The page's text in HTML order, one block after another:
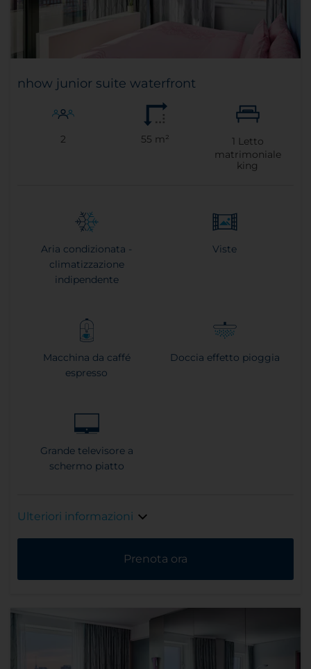
nhow junior suite waterfront
2 55 m² 1 Letto
matrimoniale
king
Aria condizionata -
climatizzazione
indipendente
Viste
Macchina da caffé
espresso
Doccia effetto pioggia
Grande televisore a
schermo piatto
Ulteriori informazioni
Prenota ora